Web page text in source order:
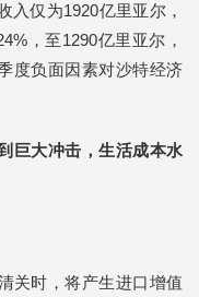
入仅为1920亿里亚尔，
，至1290亿里亚尔，
度负面因素对沙特经济
巨大冲击，生活成本水
关时，将产生进口增值